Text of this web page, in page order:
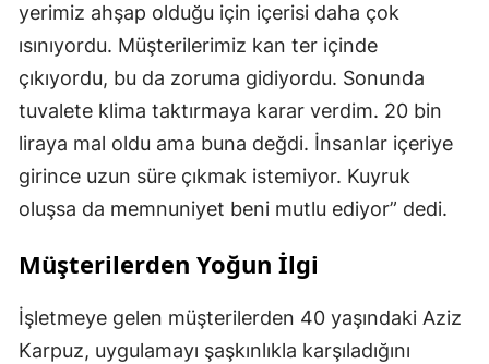
yerimiz ahşap olduğu için içerisi daha çok
ısınıyordu. Müşterilerimiz kan ter içinde
çıkıyordu, bu da zoruma gidiyordu. Sonunda
tuvalete klima taktırmaya karar verdim. 20 bin
liraya mal oldu ama buna değdi. İnsanlar içeriye
girince uzun süre çıkmak istemiyor. Kuyruk
oluşsa da memnuniyet beni mutlu ediyor” dedi.
Müşterilerden Yoğun İlgi
İşletmeye gelen müşterilerden 40 yaşındaki Aziz
Karpuz, uygulamayı şaşkınlıkla karşıladığını